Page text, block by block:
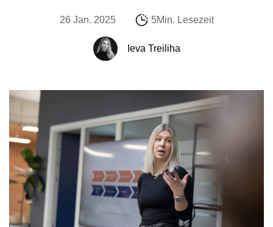
26 Jan. 2025 5Min. Lesezeit
Ieva Treiliha